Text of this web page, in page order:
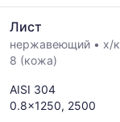
Лист
нержавеющий • х/к
8 (кожа)
AISI 304
0.8x1250, 2500